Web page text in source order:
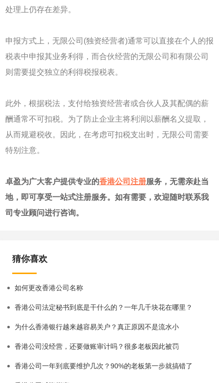
处理上仍存在差异。
申报方式上，无限公司(独资经营者)通常可以直接在个人的报
税表中申报其业务利得，而合伙经营的无限公司和有限公司
则需要提交独立的利得税报税表。
此外，根据税法，支付给独资经营者或合伙人及其配偶的薪
酬通常不可扣税。为了防止企业主将利润以薪酬名义提取，
从而规避税收。因此，在考虑可扣税支出时，无限公司需要
特别注意。
卓盈为广大客户提供专业的香港公司注册服务，无需亲赴当
地，即可享受一站式注册服务。如有需要，欢迎随时联系我
司专业顾问进行咨询。
猜你喜欢
如何更改香港公司名称
香港公司法定秘书到底是干什么的？一年几千块花在哪里？
为什么香港银行越来越容易关户？真正原因不是流水小
香港公司没经营，还要做账审计吗？很多老板因此被罚
香港公司一年到底要维护几次？90%的老板第一步就搞错了